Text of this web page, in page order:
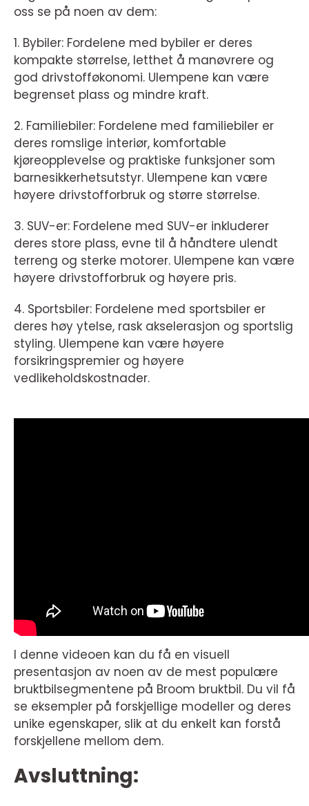
oss se på noen av dem:
1. Bybiler: Fordelene med bybiler er deres
kompakte størrelse, letthet å manøvrere og
god drivstofføkonomi. Ulempene kan være
begrenset plass og mindre kraft.
2. Familiebiler: Fordelene med familiebiler er
deres romslige interiør, komfortable
kjøreopplevelse og praktiske funksjoner som
barnesikkerhetsutstyr. Ulempene kan være
høyere drivstofforbruk og større størrelse.
3. SUV-er: Fordelene med SUV-er inkluderer
deres store plass, evne til å håndtere ulendt
terreng og sterke motorer. Ulempene kan være
høyere drivstofforbruk og høyere pris.
4. Sportsbiler: Fordelene med sportsbiler er
deres høy ytelse, rask akselerasjon og sportslig
styling. Ulempene kan være høyere
forsikringspremier og høyere
vedlikeholdskostnader.
I denne videoen kan du få en visuell
presentasjon av noen av de mest populære
bruktbilsegmentene på Broom bruktbil. Du vil få
se eksempler på forskjellige modeller og deres
unike egenskaper, slik at du enkelt kan forstå
forskjellene mellom dem.
Avsluttning: